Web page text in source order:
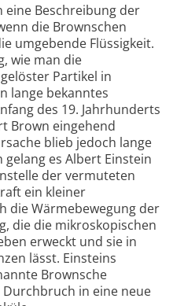
eine Beschreibung der
die Brownschen
umgebende Flüssigkeit.
wie man die
Partikel in
lange bekanntes
des 19. Jahrhunderts
Brown eingehend
blieb jedoch lange
gelang es Albert Einstein
der vermuteten
ein kleiner
die Wärmebewegung der
die die mikroskopischen
erweckt und sie in
lässt. Einsteins
Brownsche
in eine neue